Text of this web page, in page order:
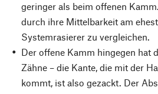
geringer als beim offenen
durch ihre Mittelbarkeit am
Systemrasierer zu vergleichen.
Der offene Kamm hingegen hat
Zähne – die Kante, die mit der
kommt, ist also gezackt. Der